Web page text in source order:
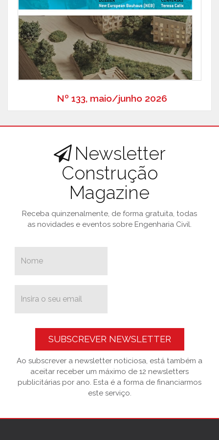
Nº 133, maio/junho 2026
Newsletter
Construção
Magazine
Receba quinzenalmente, de forma gratuita, todas
as novidades e eventos sobre Engenharia Civil.
SUBSCREVER NEWSLETTER
Ao subscrever a newsletter noticiosa, está também a
aceitar receber um máximo de 12 newsletters
publicitárias por ano. Esta é a forma de financiarmos
este serviço.